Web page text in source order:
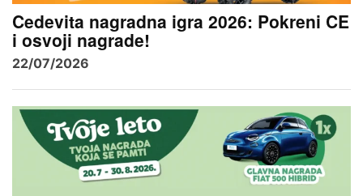
Cedevita nagradna igra 2026: Pokreni CE
i osvoji nagrade!
22/07/2026